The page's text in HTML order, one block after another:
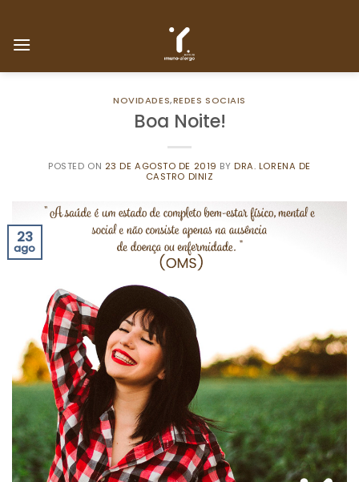
content
NOVIDADES,REDES SOCIAIS
Boa Noite!
POSTED ON 23 DE AGOSTO DE 2019 BYDRA. LORENA DE
CASTRO DINIZ
23
ago